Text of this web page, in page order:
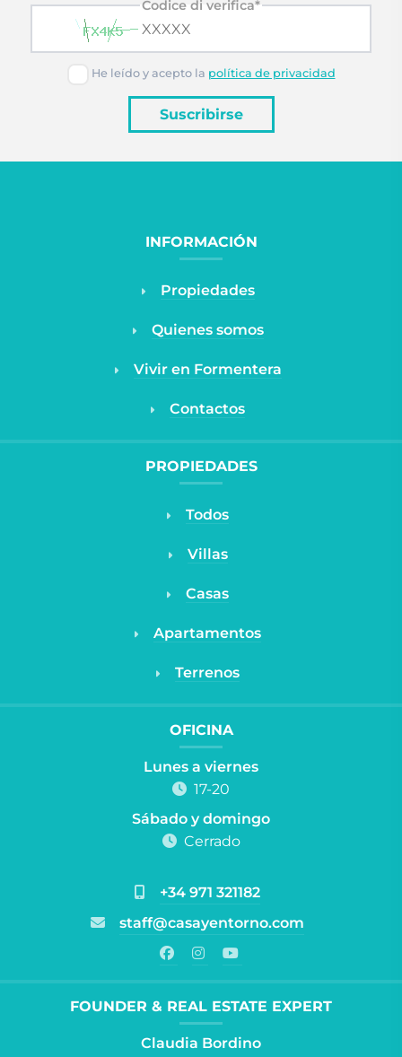
Codice di verifica*
He leído y acepto la política de privacidad
Suscribirse
INFORMACIÓN
Propiedades
Quienes somos
Vivir en Formentera
Contactos
PROPIEDADES
Todos
Villas
Casas
Apartamentos
Terrenos
OFICINA
Lunes a viernes
17-20
Sábado y domingo
Cerrado
+34 971 321182
staff@casayentorno.com
FOUNDER & REAL ESTATE EXPERT
Claudia Bordino